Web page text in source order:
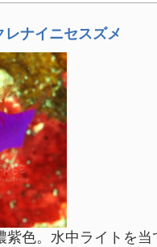
レナイニセスズメ
紫色。水中ライトを当